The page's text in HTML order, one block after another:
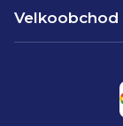
Velkoobchod